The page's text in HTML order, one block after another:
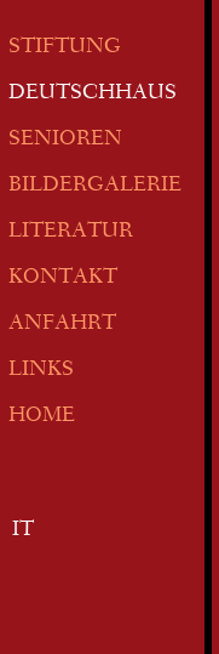
STIFTUNG
DEUTSCHHAUS
SENIOREN
BILDERGALERIE
LITERATUR
KONTAKT
ANFAHRT
LINKS
HOME
IT